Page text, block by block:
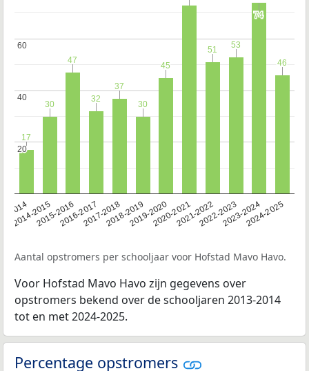
2014
2014-20152015-20162016-20172017-20182018-20192019-20202020-20212021-20222022-20232023-20242024-2025
20
20
40
40
60
60
17
17
30
30
47
47
32
32
37
37
30
30
45
45
51
51 53
53
74
74
46
46
Aantal opstromers per schooljaar voor Hofstad Mavo Havo.
Voor Hofstad Mavo Havo zijn gegevens over
opstromers bekend over de schooljaren 2013-2014
tot en met 2024-2025.
Percentage opstromers